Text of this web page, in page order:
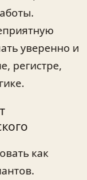
уверенно и
регистре,
как